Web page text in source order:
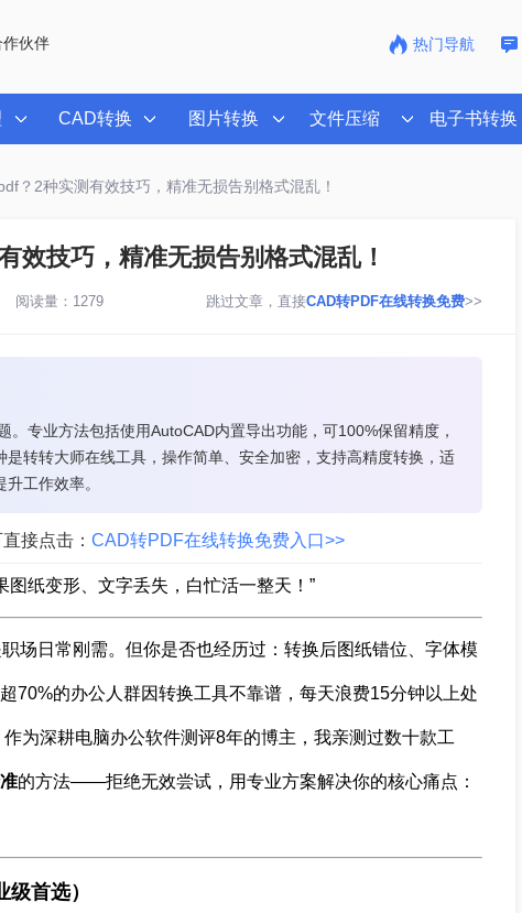
伙伴 热门导航
CAD转换 图片转换 文件压缩 电子书转换
？2种实测有效技巧，精准无损告别格式混乱！
效技巧，精准无损告别格式混乱！
阅读量：1279 跳过文章，直接CAD转PDF在线转换免费>>
专业方法包括使用AutoCAD内置导出功能，可100%保留精度，
转转大师在线工具，操作简单、安全加密，支持高精度转换，适
工作效率。
接点击： CAD转PDF在线转换免费入口>>
纸变形、文字丢失，白忙活一整天！”
场日常刚需。但你是否也经历过：转换后图纸错位、字体模
70%的办公人群因转换工具不靠谱，每天浪费15分钟以上处
为深耕电脑办公软件测评8年的博主，我亲测过数十款工
的方法——拒绝无效尝试，用专业方案解决你的核心痛点：
首选）